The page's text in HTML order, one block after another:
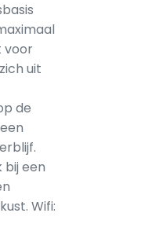
voor
uit
de
een
Wifi: